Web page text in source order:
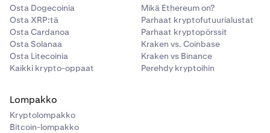
Osta Dogecoinia
Osta XRP:tä
Osta Cardanoa
Osta Solanaa
Osta Litecoinia
Kaikki krypto-oppaat
Mikä Ethereum on?
Parhaat kryptofutuurialustat
Parhaat kryptopörssit
Kraken vs. Coinbase
Kraken vs Binance
Perehdy kryptoihin
Lompakko
Kryptolompakko
Bitcoin-lompakko